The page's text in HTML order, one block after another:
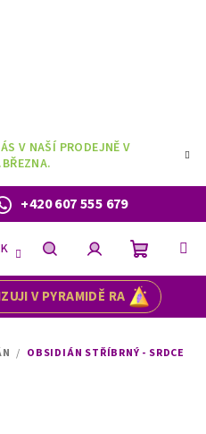
V NAŠÍ PRODEJNĚ V
+420 607 555 679
V PYRAMIDĚ RA
HledatPřihlášeníNákupní
/ OBSIDIÁN STŘÍBRNÝ - SRDCE